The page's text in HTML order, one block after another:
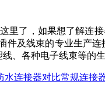
里了，如果想了解
件及线束的专业生产连
、各种电子线束等的
水连接器对比常规连接